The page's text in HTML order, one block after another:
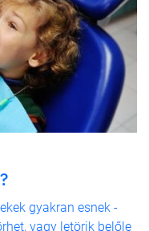
gyakran esnek -
vagy letörik belőle